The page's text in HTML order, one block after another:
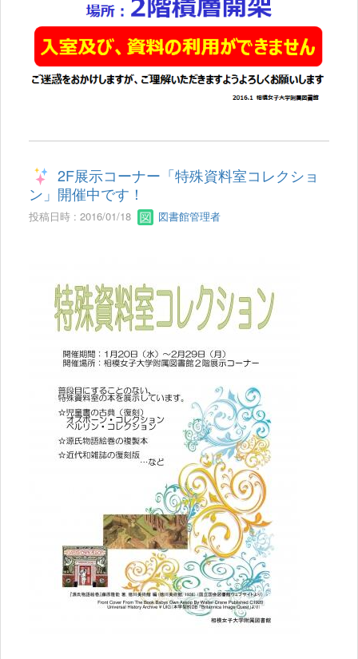
2F展示コーナー「特殊資料室コレクショ
ン」開催中です！
投稿日時 : 2016/01/18 図書館管理者